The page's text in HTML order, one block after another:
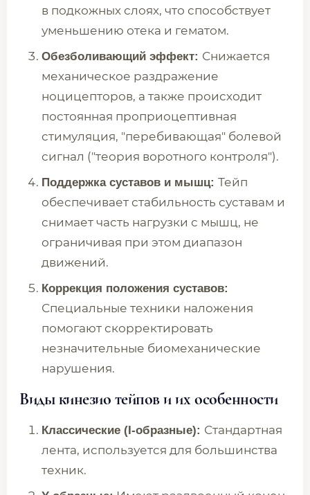
в подкожных слоях, что способствует
уменьшению отека и гематом.
Обезболивающий эффект: Снижается
механическое раздражение
ноцицепторов, а также происходит
постоянная проприоцептивная
стимуляция, "перебивающая" болевой
сигнал ("теория воротного контроля").
Поддержка суставов и мышц: Тейп
обеспечивает стабильность суставам и
снимает часть нагрузки с мышц, не
ограничивая при этом диапазон
движений.
Коррекция положения суставов:
Специальные техники наложения
помогают скорректировать
незначительные биомеханические
нарушения.
Виды кинезио тейпов и их особенности
Классические (I-образные): Стандартная
лента, используется для большинства
техник.